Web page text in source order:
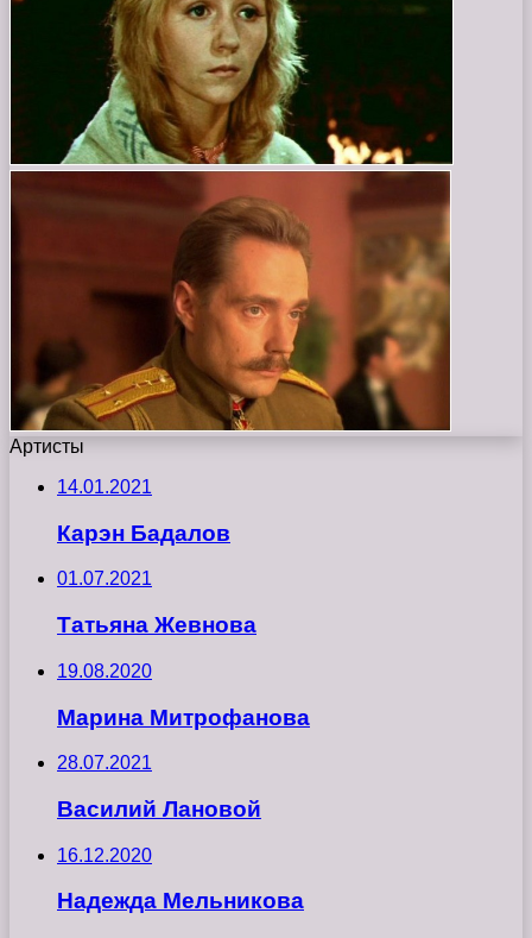
Артисты
14.01.2021
Карэн Бадалов
01.07.2021
Татьяна Жевнова
19.08.2020
Марина Митрофанова
28.07.2021
Василий Лановой
16.12.2020
Надежда Мельникова